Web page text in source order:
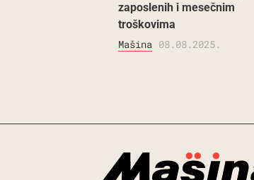
zaposlenih i mesečnim
troškovima
Mašina 08.08.2025.